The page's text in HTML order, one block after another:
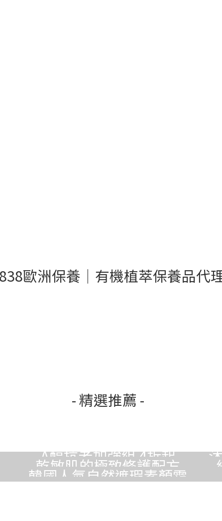
歐洲保養｜有機植萃保養品代
- 精選推薦 -
A醇抗老加強組 4折起
乾敏肌的極致修護配方
韓國人氣自然遮瑕素顏霜